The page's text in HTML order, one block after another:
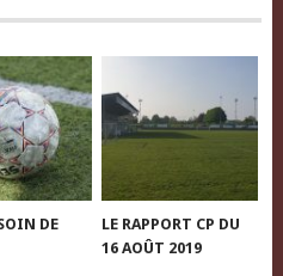
DE
LE RAPPORT CP DU
16 AOÛT 2019